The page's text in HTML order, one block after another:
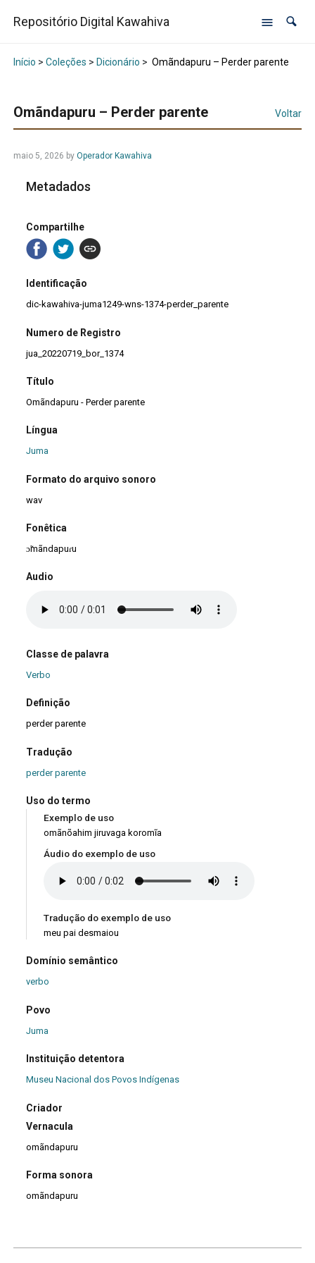
Repositório Digital Kawahiva
Início > Coleções > Dicionário > Omãndapuru – Perder parente
Omãndapuru – Perder parente Voltar
maio 5, 2026 by Operador Kawahiva
Metadados
Compartilhe
Identificação
dic-kawahiva-juma1249-wns-1374-perder_parente
Numero de Registro
jua_20220719_bor_1374
Título
Omãndapuru - Perder parente
Língua
Juma
Formato do arquivo sonoro
wav
Fonêtica
ɔ̃mãndapuɾu
Audio
Classe de palavra
Verbo
Definição
perder parente
Tradução
perder parente
Uso do termo
Exemplo de uso
omãnõahim jiruvaga koromĩa
Áudio do exemplo de uso
Tradução do exemplo de uso
meu pai desmaiou
Domínio semântico
verbo
Povo
Juma
Instituição detentora
Museu Nacional dos Povos Indígenas
Criador
Vernacula
omãndapuru
Forma sonora
omãndapuru